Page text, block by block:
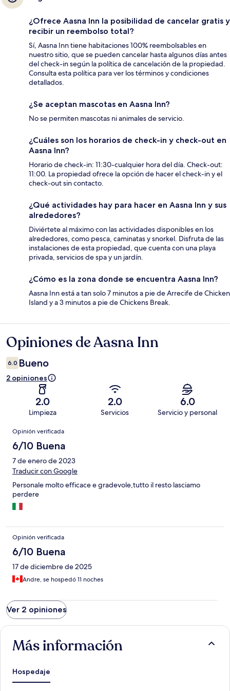
¿Ofrece Aasna Inn la posibilidad de cancelar gratis y
recibir un reembolso total?
Sí, Aasna Inn tiene habitaciones 100% reembolsables en
nuestro sitio, que se pueden cancelar hasta algunos días antes
del check-in según la política de cancelación de la propiedad.
Consulta esta política para ver los términos y condiciones
detallados.
¿Se aceptan mascotas en Aasna Inn?
No se permiten mascotas ni animales de servicio.
¿Cuáles son los horarios de check-in y check-out en
Aasna Inn?
Horario de check-in: 11:30-cualquier hora del día. Check-out:
11:00. La propiedad ofrece la opción de hacer el check-in y el
check-out sin contacto.
¿Qué actividades hay para hacer en Aasna Inn y sus
alrededores?
Diviértete al máximo con las actividades disponibles en los
alrededores, como pesca, caminatas y snorkel. Disfruta de las
instalaciones de esta propiedad, que cuenta con una playa
privada, servicios de spa y un jardín.
¿Cómo es la zona donde se encuentra Aasna Inn?
Aasna Inn está a tan solo 7 minutos a pie de Arrecife de Chicken
Island y a 3 minutos a pie de Chickens Break.
Opiniones
Opiniones de Aasna Inn
6.0 Bueno
2 opiniones
2.0
Limpieza
2.0
Servicios
6.0
Servicio y personal
Opiniones
Opinión verificada
6/10 Buena
7 de enero de 2023
Traducir con Google
Personale molto efficace e gradevole,tutto il resto lasciamo
perdere
Opinión verificada
6/10 Buena
17 de diciembre de 2025
Andre, se hospedó 11 noches
Ver 2 opiniones
Más información
Hospedaje